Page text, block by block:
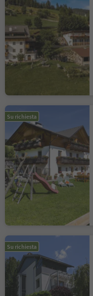
Su richiesta
Su richiesta